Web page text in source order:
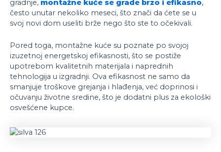
gradnje, montažne kuće se grade brzo i efikasno,
često unutar nekoliko meseci, što znači da ćete se u
svoj novi dom useliti brže nego što ste to očekivali.
Pored toga, montažne kuće su poznate po svojoj
izuzetnoj energetskoj efikasnosti, što se postiže
upotrebom kvalitetnih materijala i naprednih
tehnologija u izgradnji. Ova efikasnost ne samo da
smanjuje troškove grejanja i hlađenja, već doprinosi i
očuvanju životne sredine, što je dodatni plus za ekološki
osvešćene kupce.